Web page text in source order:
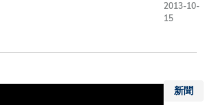
資深教
教職員
2013-10-
15
新聞